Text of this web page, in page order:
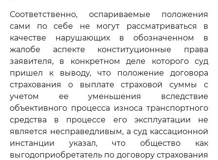
Соответственно, оспариваемые положения
сами по себе не могут рассматриваться в
качестве нарушающих в обозначенном в
жалобе аспекте конституционные права
заявителя, в конкретном деле которого суд
пришел к выводу, что положение договора
страхования о выплате страховой суммы с
учетом ее уменьшения вследствие
объективного процесса износа транспортного
средства в процессе его эксплуатации не
является несправедливым, а суд кассационной
инстанции указал, что общество как
выгодоприобретатель по договору страхования